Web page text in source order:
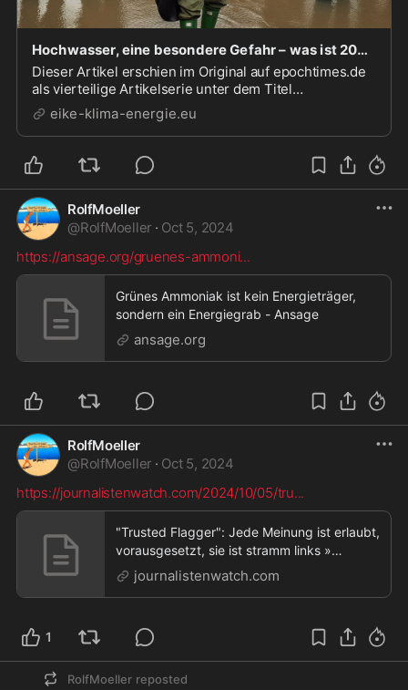
Hochwasser, eine besondere Gefahr – was ist 2021 passiert und was nicht? (Teil 2) - EIKE - Europäisches Institut für Klima & Energie
Dieser Artikel erschien im Original auf epochtimes.de
als vierteilige Artikelserie unter dem Titel
„Hochwasser, eine besondere Gefahr“.
Zweitveröffentlichung mit freundlicher Genehmigung
der Autoren. Baden-Württemberg, Bayern, Rheinland-
Pfalz und das...
eike-klima-energie.eu
RolfMoeller
@RolfMoeller · Oct 5, 2024
https://ansage.org/gruenes-ammoni...
Grünes Ammoniak ist kein Energieträger,
sondern ein Energiegrab - Ansage
ansage.org
RolfMoeller
@RolfMoeller · Oct 5, 2024
https://journalistenwatch.com/2024/10/05/tru...
"Trusted Flagger": Jede Meinung ist erlaubt,
vorausgesetzt, sie ist stramm links »
Journalistenwatch,"Trusted Flagger": Jede
Meinung ist erlaubt, vorausgesetzt, sie ist
journalistenwatch.com
1
RolfMoeller reposted